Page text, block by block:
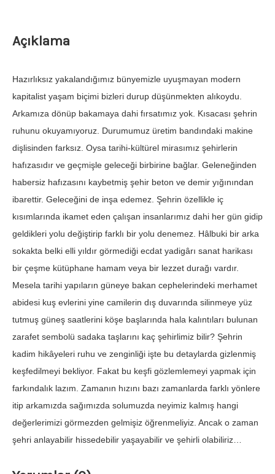
Açıklama
Hazırlıksız yakalandığımız bünyemizle uyuşmayan modern
kapitalist yaşam biçimi bizleri durup düşünmekten alıkoydu.
Arkamıza dönüp bakamaya dahi fırsatımız yok. Kısacası şehrin
ruhunu okuyamıyoruz. Durumumuz üretim bandındaki makine
dişlisinden farksız. Oysa tarihi-kültürel mirasımız şehirlerin
hafızasıdır ve geçmişle geleceği birbirine bağlar. Geleneğinden
habersiz hafızasını kaybetmiş şehir beton ve demir yığınından
ibarettir. Geleceğini de inşa edemez. Şehrin özellikle iç
kısımlarında ikamet eden çalışan insanlarımız dahi her gün gidip
geldikleri yolu değiştirip farklı bir yolu denemez. Hâlbuki bir arka
sokakta belki elli yıldır görmediği ecdat yadigârı sanat harikası
bir çeşme kütüphane hamam veya bir lezzet durağı vardır.
Mesela tarihi yapıların güneye bakan cephelerindeki merhamet
abidesi kuş evlerini yine camilerin dış duvarında silinmeye yüz
tutmuş güneş saatlerini köşe başlarında hala kalıntıları bulunan
zarafet sembolü sadaka taşlarını kaç şehirlimiz bilir? Şehrin
kadim hikâyeleri ruhu ve zenginliği işte bu detaylarda gizlenmiş
keşfedilmeyi bekliyor. Fakat bu keşfi gözlemlemeyi yapmak için
farkındalık lazım. Zamanın hızını bazı zamanlarda farklı yönlere
itip arkamızda sağımızda solumuzda neyimiz kalmış hangi
değerlerimizi görmezden gelmişiz öğrenmeliyiz. Ancak o zaman
şehri anlayabilir hissedebilir yaşayabilir ve şehirli olabiliriz…